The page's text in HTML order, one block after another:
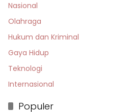
Nasional
Olahraga
Hukum dan Kriminal
Gaya Hidup
Teknologi
Internasional
Populer